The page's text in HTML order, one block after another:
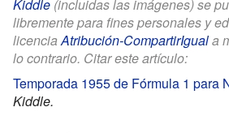
Kiddle (incluidas las imágenes) se
libremente para fines personales y
licenciaAtribución-CompartirIguala
lo contrario. Citar este artículo:
Temporada 1955 de Fórmula 1 para
Kiddle.